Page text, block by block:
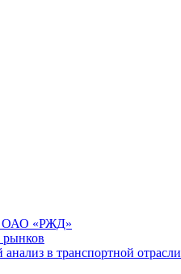
ОАО «РЖД»
в транспортной отрасли